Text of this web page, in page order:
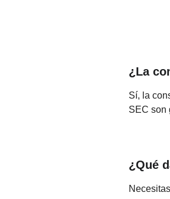
¿La
Sí, la
SEC son
¿Qué